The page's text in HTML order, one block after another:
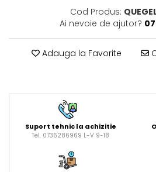
Cod Produs:
Ai nevoie de ajutor?
Adauga la Favorite
Suport tehnic la achizitie
Tel. 0736286969 L-V 9-18